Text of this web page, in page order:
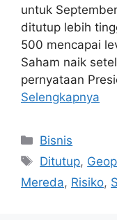
untuk
ditutup lebih
500 mencapai
Saham naik
pernyataan
Selengkapnya
Kategori
Bisnis
Tag
Ditutup,
Mereda, Risiko,